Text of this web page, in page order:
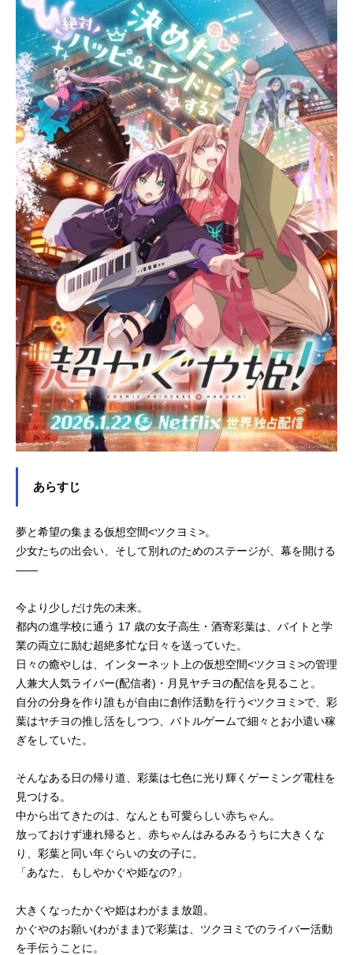
あらすじ
夢と希望の集まる仮想空間<ツクヨミ>。
少女たちの出会い、そして別れのためのステージが、幕を開ける
――
今より少しだけ先の未来。
都内の進学校に通う 17 歳の女子高生・酒寄彩葉は、バイトと学
業の両立に励む超絶多忙な日々を送っていた。
日々の癒やしは、インターネット上の仮想空間<ツクヨミ>の管理
人兼大人気ライバー(配信者)・月見ヤチヨの配信を見ること。
自分の分身を作り誰もが自由に創作活動を行う<ツクヨミ>で、彩
葉はヤチヨの推し活をしつつ、バトルゲームで細々とお小遣い稼
ぎをしていた。
そんなある日の帰り道、彩葉は七色に光り輝くゲーミング電柱を
見つける。
中から出てきたのは、なんとも可愛らしい赤ちゃん。
放っておけず連れ帰ると、赤ちゃんはみるみるうちに大きくな
り、彩葉と同い年ぐらいの女の子に。
「あなた、もしやかぐや姫なの?」
大きくなったかぐや姫はわがまま放題。
かぐやのお願い(わがまま)で彩葉は、ツクヨミでのライバー活動
を手伝うことに。